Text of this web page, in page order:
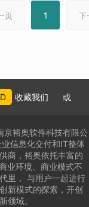
页 1 下
D 收藏我们 或
京裕奥软件科技有限公
业信息化交付和IT整体
商，裕奥依托丰富的
业环境、商业模式不
里，
与用户一起进行
新模式的探索，开创
领域。